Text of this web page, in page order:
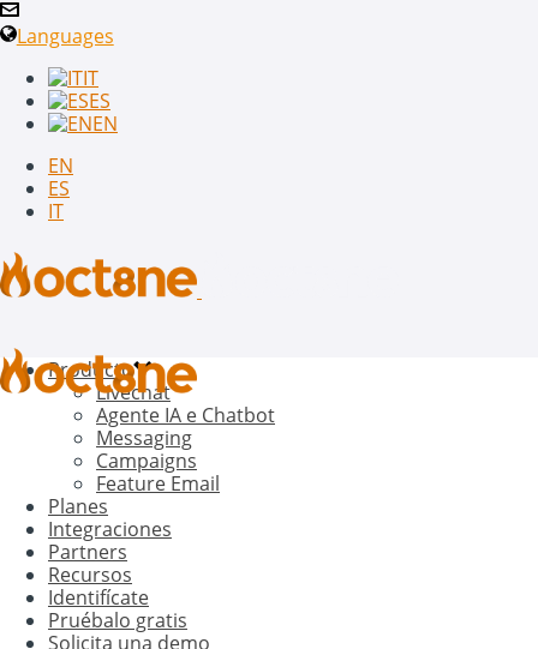
Languages
IT
ES
EN
EN
ES
IT
Producto
Livechat
Agente IA e Chatbot
Messaging
Campaigns
Feature Email
Planes
Integraciones
Partners
Recursos
Identifícate
Pruébalo gratis
Solicita una demo